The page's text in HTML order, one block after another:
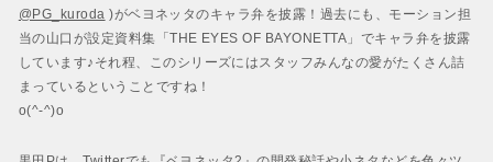
@PG_kuroda )がベヨネッタのキャラ弁を披露！過去にも、モーション担
当の山口が設定資料集「THE EYES OF BAYONETTA」でキャラ弁を披露
しています♪それ程、このシリーズにはスタッフみんなの愛がたくさん詰
まっているということですね！
o(^-^)o